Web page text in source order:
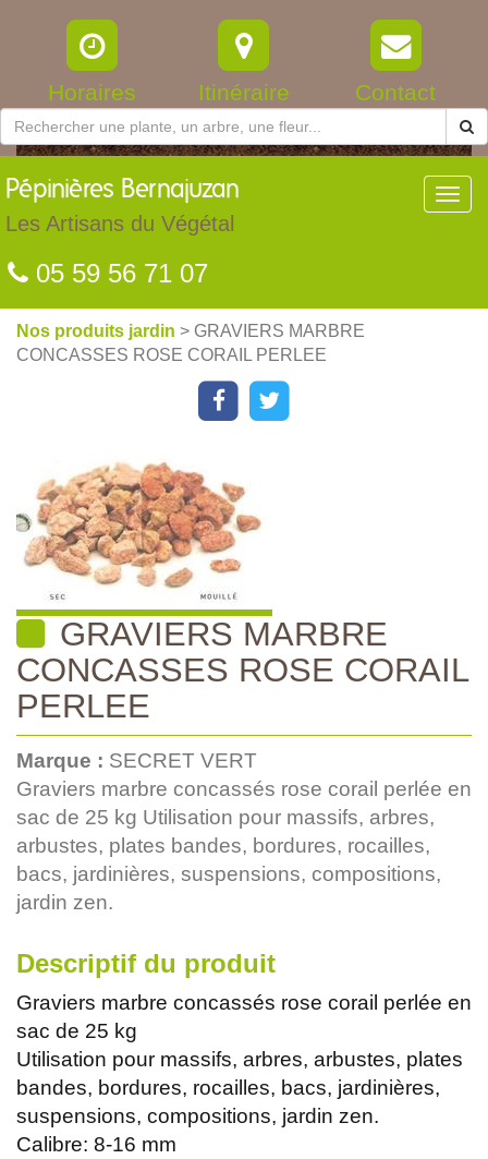
Horaires Itinéraire Contact
Pépinières Bernajuzan
Les Artisans du Végétal
05 59 56 71 07
Nos produits jardin > GRAVIERS MARBRE
CONCASSES ROSE CORAIL PERLEE
GRAVIERS MARBRE
CONCASSES ROSE CORAIL
PERLEE
Marque : SECRET VERT
Graviers marbre concassés rose corail perlée en
sac de 25 kg Utilisation pour massifs, arbres,
arbustes, plates bandes, bordures, rocailles,
bacs, jardinières, suspensions, compositions,
jardin zen.
Descriptif du produit
Graviers marbre concassés rose corail perlée en
sac de 25 kg
Utilisation pour massifs, arbres, arbustes, plates
bandes, bordures, rocailles, bacs, jardinières,
suspensions, compositions, jardin zen.
Calibre: 8-16 mm